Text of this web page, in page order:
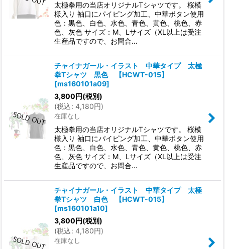
太極拳用の当店オリジナルTシャツです。 桜模
様入り 袖口にパイピング加工、中華ボタン使用
色：黒色、白色、水色、青色、黄色、桃色、赤
色、灰色 サイズ：M、Lサイズ（XL以上は受注
生産品ですので、お問合…
チャイナガール・イラスト 中華タイプ 太極
拳Tシャツ 黒色 【HCWT-015】
[ms160101a09]
3,800円(税別)
(税込: 4,180円)
在庫なし
太極拳用の当店オリジナルTシャツです。 桜模
様入り 袖口にパイピング加工、中華ボタン使用
色：黒色、白色、水色、青色、黄色、桃色、赤
色、灰色 サイズ：M、Lサイズ（XL以上は受注
生産品ですので、お問合…
チャイナガール・イラスト 中華タイプ 太極
拳Tシャツ 白色 【HCWT-015】
[ms160101a10]
3,800円(税別)
(税込: 4,180円)
在庫なし